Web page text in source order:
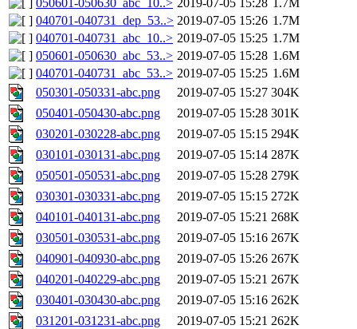
050601-050630_abc_10..> 2019-07-05 15:28 1.7M
040701-040731_dep_53..> 2019-07-05 15:26 1.7M
040701-040731_abc_10..> 2019-07-05 15:25 1.7M
050601-050630_abc_53..> 2019-07-05 15:28 1.6M
040701-040731_abc_53..> 2019-07-05 15:25 1.6M
050301-050331-abc.png
2019-07-05 15:27 304K
050401-050430-abc.png
2019-07-05 15:28 301K
030201-030228-abc.png
2019-07-05 15:15 294K
030101-030131-abc.png
2019-07-05 15:14 287K
050501-050531-abc.png
2019-07-05 15:28 279K
030301-030331-abc.png
2019-07-05 15:15 272K
040101-040131-abc.png
2019-07-05 15:21 268K
030501-030531-abc.png
2019-07-05 15:16 267K
040901-040930-abc.png
2019-07-05 15:26 267K
040201-040229-abc.png
2019-07-05 15:21 267K
030401-030430-abc.png
2019-07-05 15:16 262K
031201-031231-abc.png
2019-07-05 15:21 262K